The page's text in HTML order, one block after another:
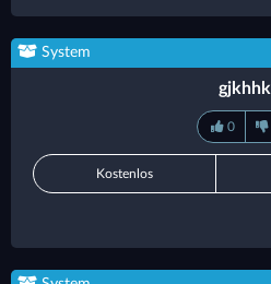
System
gjkhhk
0
Kostenlos